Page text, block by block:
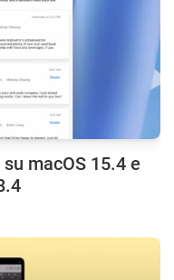
macOS 15.4 e